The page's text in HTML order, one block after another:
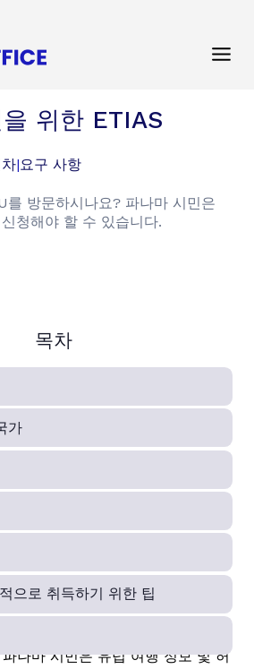
위한 ETIAS
|요구 사항
를 방문하시나요? 파나마 시민은
청해야 할 수 있습니다.
목차
가
으로 취득하기 위한 팁
나마 시민은 유럽 여행 정보 및 허